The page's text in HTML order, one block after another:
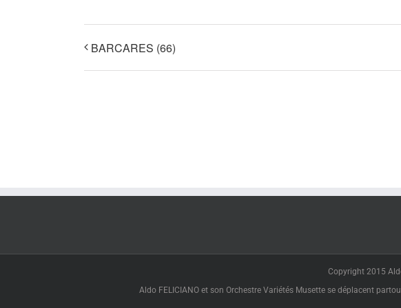
BARCARES (66)
Copyright 2015
Aldo FELICIANO et son Orchestre Variétés Musette se déplacent